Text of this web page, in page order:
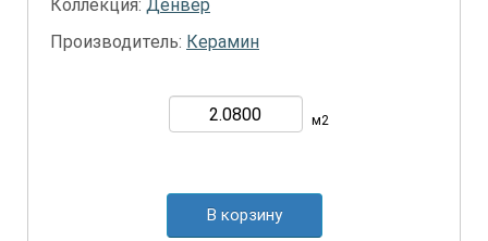
Коллекция: Денвер
Производитель: Керамин
м2
В корзину